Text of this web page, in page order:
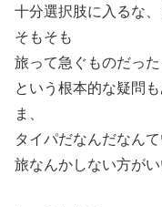
十分選択肢に入るな、
そもそも
旅って急ぐものだった
という根本的な疑問も
ま、
タイパだなんだなん
旅なんかしない方が